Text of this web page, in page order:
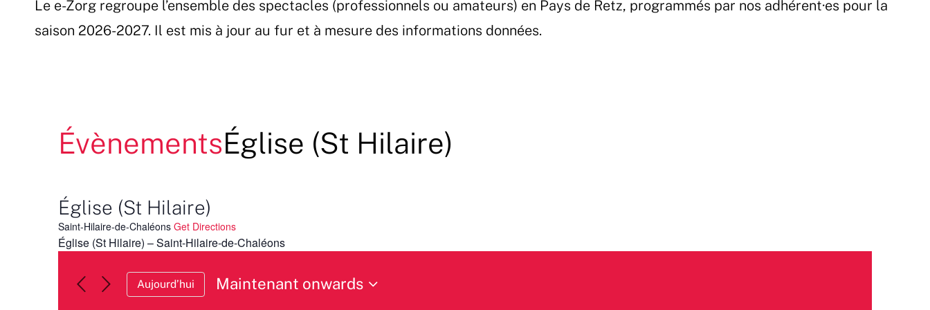
Le e-Zorg regroupe l’ensemble des spectacles (professionnels ou amateurs) en Pays de Retz, programmés par nos adhérent·es pour la
saison 2026-2027. Il est mis à jour au fur et à mesure des informations données.
ÉvènementsÉglise (St Hilaire)
Église (St Hilaire)
Saint-Hilaire-de-Chaléons Get Directions
Église (St Hilaire) – Saint-Hilaire-de-Chaléons
Aujourd’hui
Maintenant onwards